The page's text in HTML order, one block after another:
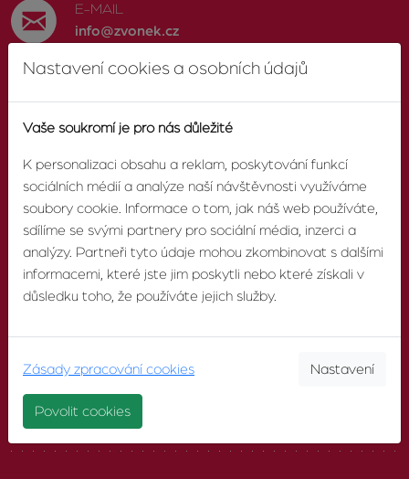
E-MAIL
info@zvonek.cz
O AGENTUŘE
O nás
Náš tým
Volná pracovní místa
Nastavení cookies a osobních údajů
Vaše soukromí je pro nás důležité
K personalizaci obsahu a reklam, poskytování funkcí
sociálních médií a analýze naší návštěvnosti využíváme
soubory cookie. Informace o tom, jak náš web používáte,
sdílíme se svými partnery pro sociální média, inzerci a
analýzy. Partneři tyto údaje mohou zkombinovat s dalšími
informacemi, které jste jim poskytli nebo které získali v
důsledku toho, že používáte jejich služby.
Zásady zpracování cookies Nastavení
Povolit cookies